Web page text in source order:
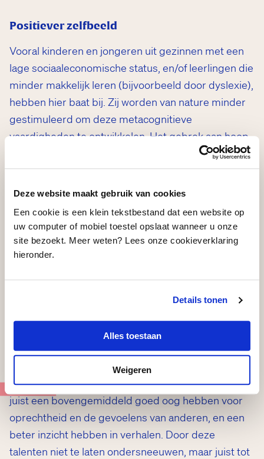
Deze website maakt gebruik van cookies
Een cookie is een klein tekstbestand dat een website op
uw computer of mobiel toestel opslaat wanneer u onze
site bezoekt. Meer weten? Lees onze cookieverklaring
hieronder.
Details tonen
Alles toestaan
Weigeren
Positiever zelfbeeld
Vooral kinderen en jongeren uit gezinnen met een
lage sociaaleconomische status, en/of leerlingen die
minder makkelijk leren (bijvoorbeeld door dyslexie),
hebben hier baat bij. Zij worden van nature minder
gestimuleerd om deze metacognitieve
vaardigheden te ontwikkelen. Het gebrek aan hoop
blijkt hiervan een centrale oorzaak te zijn.
Door in het onderwijs meer ruimte in te bouwen
voor kunsteducatie trainen deze leerlingen hun
motoriek en kijk- en luistervaardigheden, en wordt
hun nieuwsgierigheid, zelfsturing en creativiteit
geprikkeld; facetten die allemaal bijdragen aan het
creëren van hoop.
voor de ‘verborgen talenten’ die tijdens reguliere
lessen veelal verborgen blijven. Het onderzoek
toont bijvoorbeeld aan dat de leerlingen uit
gezinnen met een lage sociaaleconomische status
juist een bovengemiddeld goed oog hebben voor
oprechtheid en de gevoelens van anderen, en een
beter inzicht hebben in verhalen. Door deze
talenten niet te laten ondersneeuwen, maar juist tot